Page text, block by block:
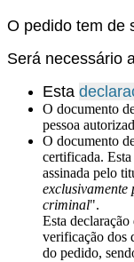
O pedido tem de
Será necessário
Esta
O documento
pessoa
O documento
certificada.
assinada pelo
exclusivamente
criminal".
Esta
verificação dos
do pedido,